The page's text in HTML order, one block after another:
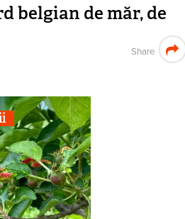
belgian de măr, de
Share